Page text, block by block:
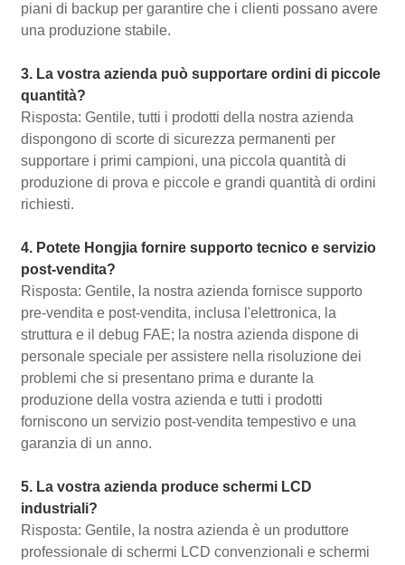
piani di backup per garantire che i clienti possano avere
una produzione stabile.
3. La vostra azienda può supportare ordini di piccole
quantità?
Risposta: Gentile, tutti i prodotti della nostra azienda
dispongono di scorte di sicurezza permanenti per
supportare i primi campioni, una piccola quantità di
produzione di prova e piccole e grandi quantità di ordini
richiesti.
4. Potete Hongjia fornire supporto tecnico e servizio
post-vendita?
Risposta: Gentile, la nostra azienda fornisce supporto
pre-vendita e post-vendita, inclusa l'elettronica, la
struttura e il debug FAE; la nostra azienda dispone di
personale speciale per assistere nella risoluzione dei
problemi che si presentano prima e durante la
produzione della vostra azienda e tutti i prodotti
forniscono un servizio post-vendita tempestivo e una
garanzia di un anno.
5. La vostra azienda produce schermi LCD
industriali?
Risposta: Gentile, la nostra azienda è un produttore
professionale di schermi LCD convenzionali e schermi